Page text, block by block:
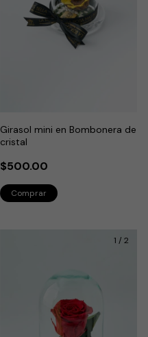
Girasol mini en Bombonera de
cristal
$500.00
1 / 2